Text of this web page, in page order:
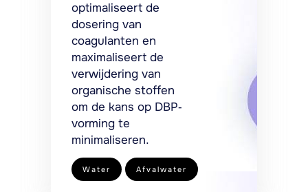
optimaliseert de
dosering van
coagulanten en
maximaliseert de
verwijdering van
organische stoffen
om de kans op DBP-
vorming te
minimaliseren.
Water Afvalwater